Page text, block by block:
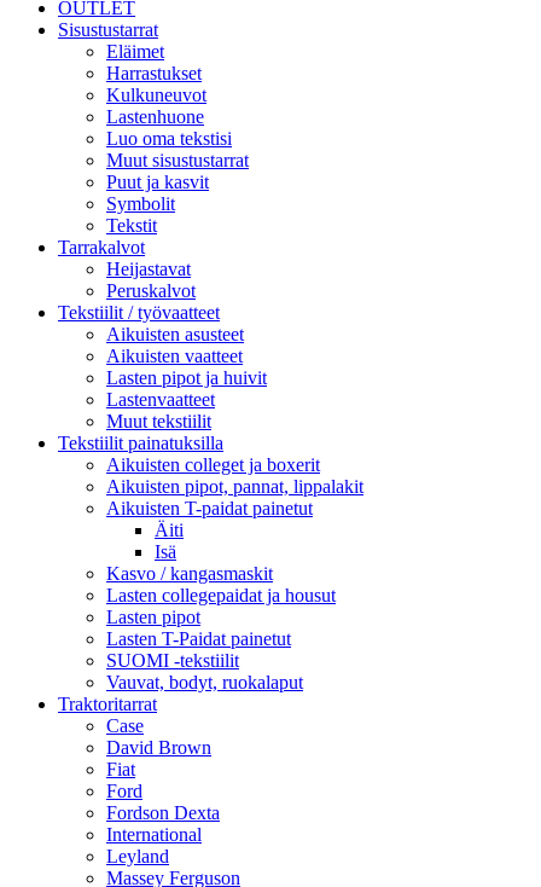
OUTLET
Sisustustarrat
Eläimet
Harrastukset
Kulkuneuvot
Lastenhuone
Luo oma tekstisi
Muut sisustustarrat
Puut ja kasvit
Symbolit
Tekstit
Tarrakalvot
Heijastavat
Peruskalvot
Tekstiilit / työvaatteet
Aikuisten asusteet
Aikuisten vaatteet
Lasten pipot ja huivit
Lastenvaatteet
Muut tekstiilit
Tekstiilit painatuksilla
Aikuisten colleget ja boxerit
Aikuisten pipot, pannat, lippalakit
Aikuisten T-paidat painetut
Äiti
Isä
Kasvo / kangasmaskit
Lasten collegepaidat ja housut
Lasten pipot
Lasten T-Paidat painetut
SUOMI -tekstiilit
Vauvat, bodyt, ruokalaput
Traktoritarrat
Case
David Brown
Fiat
Ford
Fordson Dexta
International
Leyland
Massey Ferguson